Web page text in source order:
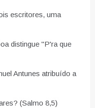
escritores, uma
distingue "P'ra que
Antunes atribuído a
(Salmo 8,5)